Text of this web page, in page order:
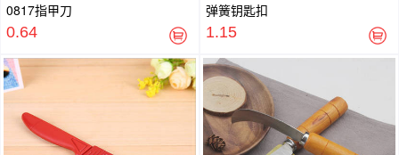
0817指甲刀
0.64
弹簧钥匙扣
1.15